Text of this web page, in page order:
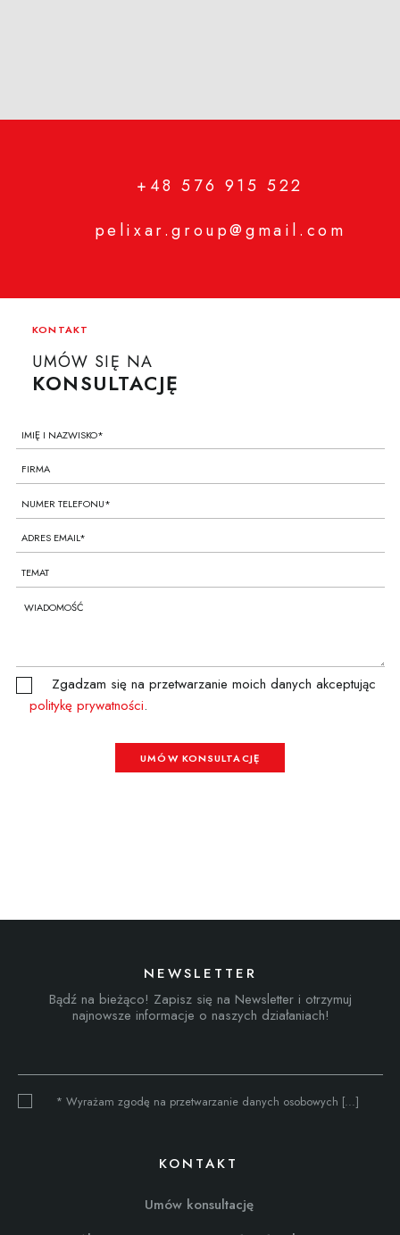
+48 576 915 522
pelixar.group@gmail.com
KONTAKT
UMÓW SIĘ NA
KONSULTACJĘ
Zgadzam się na przetwarzanie moich danych akceptując
politykę prywatności.
UMÓW KONSULTACJĘ
NEWSLETTER
Bądź na bieżąco! Zapisz się na Newsletter i otrzymuj
najnowsze informacje o naszych działaniach!
* Wyrażam zgodę na przetwarzanie danych osobowych [...]
KONTAKT
Umów konsultację